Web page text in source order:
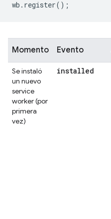
wb . register();
Momento Evento
Se instaló
un nuevo
service
worker (por
primera
vez)
installed